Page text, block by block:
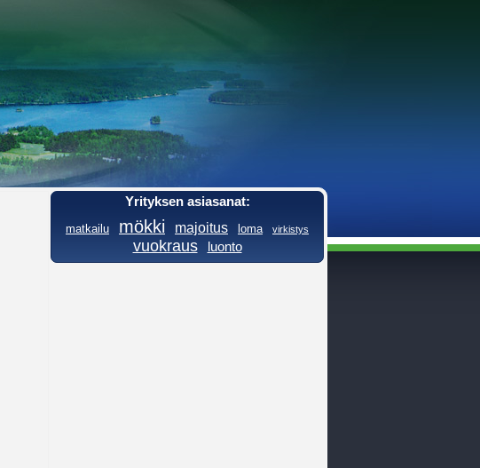
Yrityksen asiasanat:
matkailu mökki majoitus loma virkistys
vuokraus luonto